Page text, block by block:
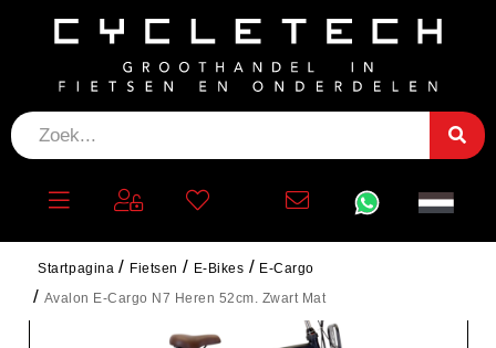
Startpagina Fietsen E-Bikes
E-Cargo
Avalon E-Cargo N7 Heren 52cm. Zwart Mat